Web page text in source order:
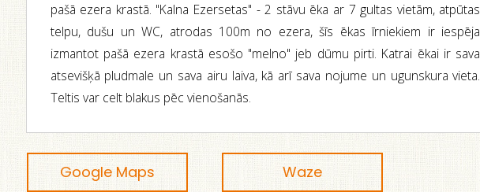
pašā ezera krastā. "Kalna Ezersetas" - 2 stāvu ēka ar 7 gultas vietām, atpūtas
telpu, dušu un WC, atrodas 100m no ezera, šīs ēkas īrniekiem ir iespēja
izmantot pašā ezera krastā esošo "melno" jeb dūmu pirti. Katrai ēkai ir sava
atsevišķā pludmale un sava airu laiva, kā arī sava nojume un ugunskura vieta.
Teltis var celt blakus pēc vienošanās.
Google Maps Waze